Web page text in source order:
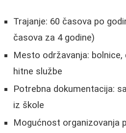
Trajanje: 60 časova po
časova za 4 godine)
Mesto održavanja: bolnice,
hitne službe
Potrebna dokumentacija:
iz škole
Mogućnost organizovanja